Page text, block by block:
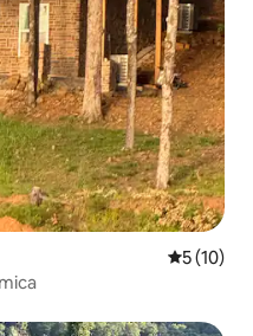
5 de uma
5 (10)